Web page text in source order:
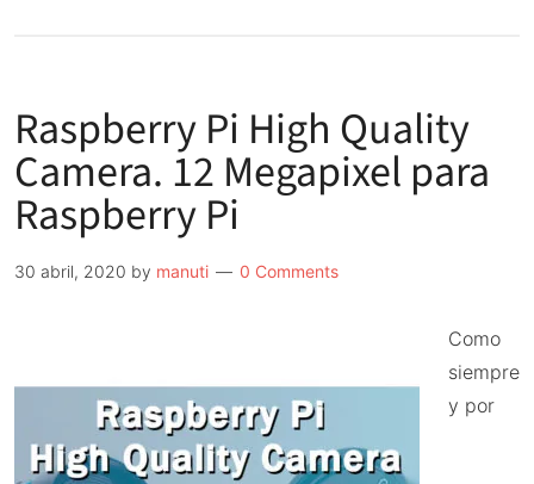
Raspberry
Pi
3A+
Raspberry Pi High Quality
Camera. 12 Megapixel para
Raspberry Pi
30 abril, 2020 by manuti 0 Comments
Como
siempre
y por